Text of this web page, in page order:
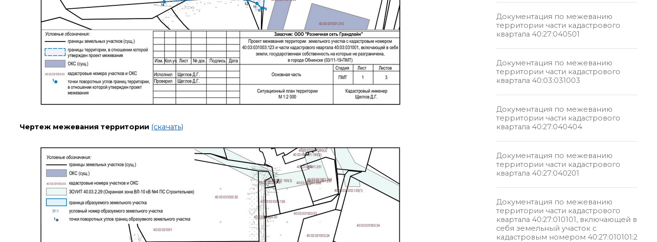
Чертеж межевания территории (скачать)
Документация по межеванию
территории части кадастрового
квартала 40:27:040501
Документация по межеванию
территории части кадастрового
квартала 40:03:031003
Документация по межеванию
территории части кадастрового
квартала 40:27:040404
Документация по межеванию
территории части кадастрового
квартала 40:27:040201
Документация по межеванию
территории части кадастрового
квартала 40:27:010101, включающей в
себя земельный участок с
кадастровым номером 40:27:010101:2